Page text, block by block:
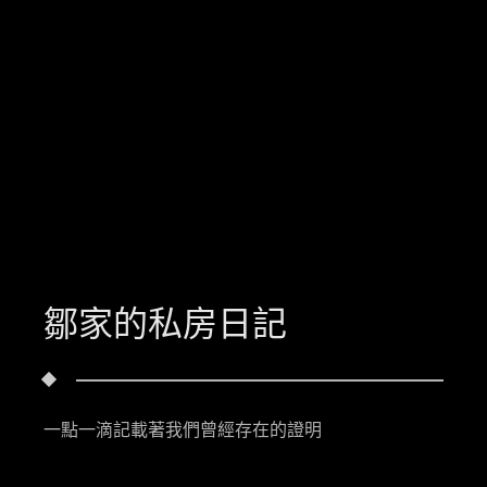
鄒家的私房日記
一點一滴記載著我們曾經存在的證明